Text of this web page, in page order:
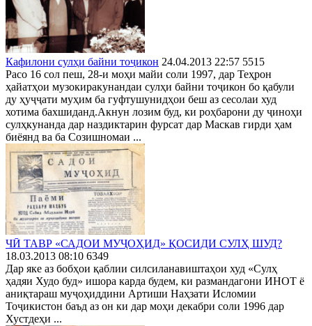
Кафилони сулҳи байни тоҷикон 24.04.2013 22:57 5515
Расо 16 сол пеш, 28-и моҳи майи соли 1997, дар Теҳрон
ҳайатҳои музокиракунандаи сулҳи байни тоҷикон бо қабули
ду ҳуҷҷати муҳим ба гуфтушунидҳои беш аз сесолаи худ
хотима бахшиданд.Акнун лозим буд, ки роҳбарони ду ҷиноҳи
сулҳкунанда дар наздиктарин фурсат дар Маскав гирди ҳам
биёянд ва ба Созишномаи ...
ЧӢ ТАВР «САДОИ МУҶОҲИД» ҚОСИДИ СУЛҲ ШУД?
18.03.2013 08:10 6349
Дар яке аз бобҳои қаблии силсиланавиштаҳои худ «Сулҳ
ҳадяи Худо буд» ишора карда будем, ки размандагони ИНОТ ё
аниқтараш муҷоҳиддини Артиши Наҳзати Исломии
Тоҷикистон баъд аз он ки дар моҳи декабри соли 1996 дар
Хустдеҳи ...